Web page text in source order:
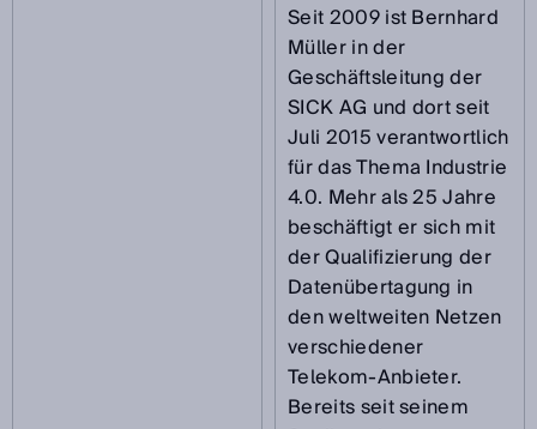
Seit 2009 ist Bernhard
Müller in der
Geschäftsleitung der
SICK AG und dort seit
Juli 2015 verantwortlich
für das Thema Industrie
4.0. Mehr als 25 Jahre
beschäftigt er sich mit
der Qualifizierung der
Datenübertagung in
den weltweiten Netzen
verschiedener
Telekom-Anbieter.
Bereits seit seinem